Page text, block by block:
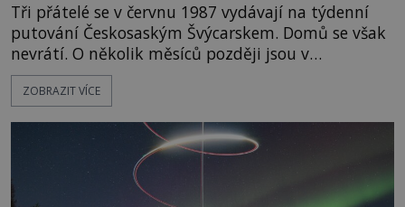
Tři přátelé se v červnu 1987 vydávají na týdenní
putování Českosaským Švýcarskem. Domů se však
nevrátí. O několik měsíců později jsou v
nepřístupných skalách u Hřenska nalezeny jejich
kostry – a s nimi stopy, které se jen obtížně slučují
přírodní živel, neznámý útočník, nebo někdo, koho
tehdejší režim nechtěl odhalit? [gallery
ids="171131,171132,1711
ZOBRAZIT VÍCE